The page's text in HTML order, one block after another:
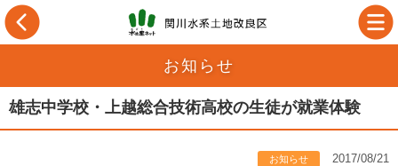
お知らせ
雄志中学校・上越総合技術高校の生徒が就業体験
お知らせ 2017/08/21